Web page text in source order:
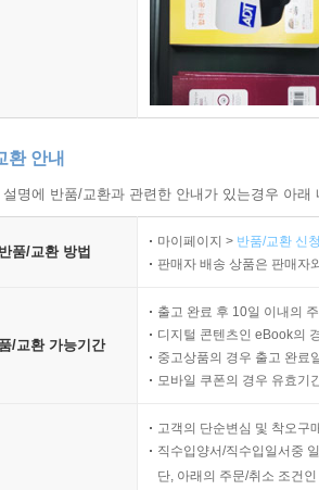
환 안내
명에 반품/교환과 관련한 안내가 있는경우 아
반품/교환 방법
마이페이지 > 반품/교환 신
판매자 배송 상품은 판매자
/교환 가능기간
출고 완료 후 10일 이내의
디지털 콘텐츠인 eBook의
중고상품의 경우 출고 완료
모바일 쿠폰의 경우 유효기
고객의 단순변심 및 착오구
직수입양서/직수입일서중
단, 아래의 주문/취소 조건